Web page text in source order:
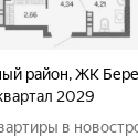
район,ЖК
2029
в